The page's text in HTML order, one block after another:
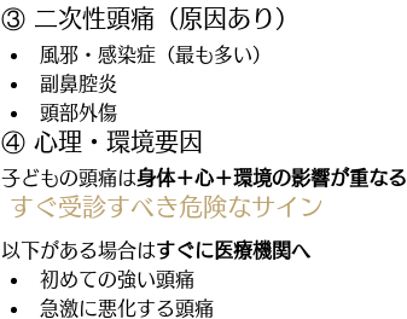
③ 二次性頭痛（原因あり）
風邪・感染症（最も多い）
副鼻腔炎
頭部外傷
④ 心理・環境要因
子どもの頭痛は身体＋心＋環境の影響が重なる
すぐ受診すべき危険なサイン
以下がある場合はすぐに医療機関へ
初めての強い頭痛
急激に悪化する頭痛